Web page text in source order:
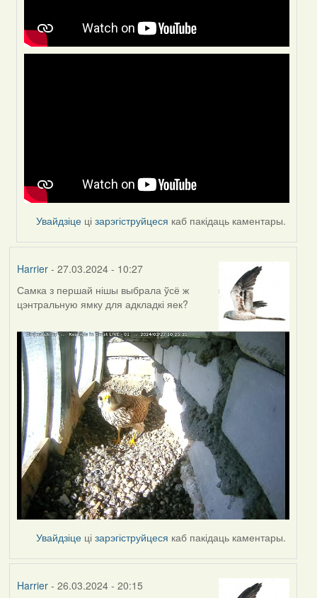
Увайдзіце цізарэгіструйцеся каб пакідаць каментары.
Harrier- 27.03.2024 - 10:27
Самка з першай нішы выбрала ўсё ж
цэнтральную ямку для адкладкі яек?
Увайдзіце цізарэгіструйцеся каб пакідаць каментары.
Harrier- 26.03.2024 - 20:15